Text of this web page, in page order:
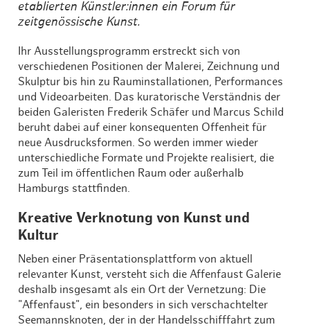
etablierten Künstler:innen ein Forum für
zeitgenössische Kunst.
Ihr Ausstellungsprogramm erstreckt sich von
verschiedenen Positionen der Malerei, Zeichnung und
Skulptur bis hin zu Rauminstallationen, Performances
und Videoarbeiten. Das kuratorische Verständnis der
beiden Galeristen Frederik Schäfer und Marcus Schild
beruht dabei auf einer konsequenten Offenheit für
neue Ausdrucksformen. So werden immer wieder
unterschiedliche Formate und Projekte realisiert, die
zum Teil im öffentlichen Raum oder außerhalb
Hamburgs stattfinden.
Kreative Verknotung von Kunst und
Kultur
Neben einer Präsentationsplattform von aktuell
relevanter Kunst, versteht sich die Affenfaust Galerie
deshalb insgesamt als ein Ort der Vernetzung: Die
"Affenfaust", ein besonders in sich verschachtelter
Seemannsknoten, der in der Handelsschifffahrt zum